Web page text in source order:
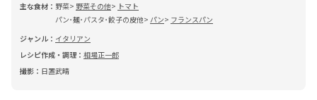
主な食材： 野菜 野菜その他
トマト
パン･麺･パスタ･餃子の皮他 パン
フランスパン
ジャンル： イタリアン
レシピ作成・調理： 相場正一郎
撮影： 日置武晴